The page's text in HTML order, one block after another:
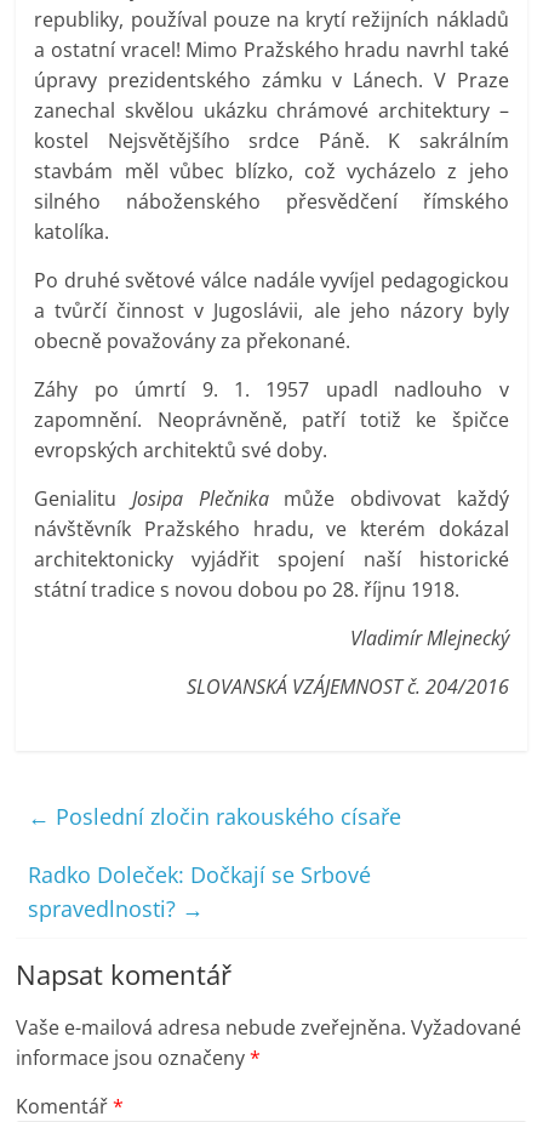
republiky, používal pouze na krytí režijních nákladů
a ostatní vracel! Mimo Pražského hradu navrhl také
úpravy prezidentského zámku v Lánech. V Praze
zanechal skvělou ukázku chrámové architektury –
kostel Nejsvětějšího srdce Páně. K sakrálním
stavbám měl vůbec blízko, což vycházelo z jeho
silného náboženského přesvědčení římského
katolíka.
Po druhé světové válce nadále vyvíjel pedagogickou
a tvůrčí činnost v Jugoslávii, ale jeho názory byly
obecně považovány za překonané.
Záhy po úmrtí 9. 1. 1957 upadl nadlouho v
zapomnění. Neoprávněně, patří totiž ke špičce
evropských architektů své doby.
GenialituJosipa Plečnikamůže obdivovat každý
návštěvník Pražského hradu, ve kterém dokázal
architektonicky vyjádřit spojení naší historické
státní tradice s novou dobou po 28. říjnu 1918.
Vladimír Mlejnecký
SLOVANSKÁ VZÁJEMNOST č. 204/2016
← Poslední zločin rakouského císaře
Radko Doleček: Dočkají se Srbové
spravedlnosti? →
Napsat komentář
Vaše e-mailová adresa nebude zveřejněna. Vyžadované
informace jsou označeny*
Komentář*